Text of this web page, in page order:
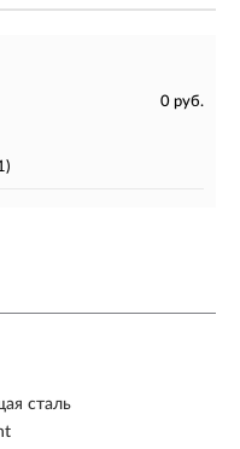
0 руб.
сталь